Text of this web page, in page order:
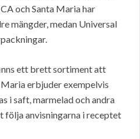
och Santa Maria har
mängder, medan Universal
ett brett sortiment att
erbjuder exempelvis
i saft, marmelad och andra
anvisningarna i receptet